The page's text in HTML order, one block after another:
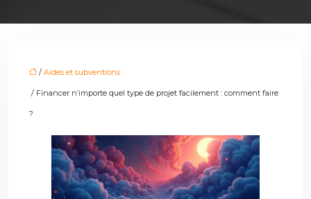
/ Aides et subventions
/ Financer n’importe quel type de projet facilement : comment faire
?